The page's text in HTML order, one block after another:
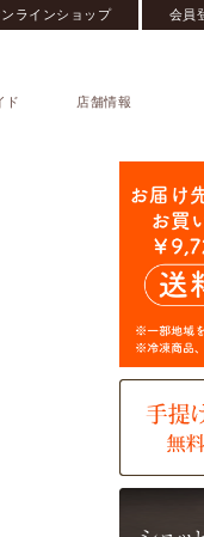
ンラインショップ 会員
ド 店舗情報